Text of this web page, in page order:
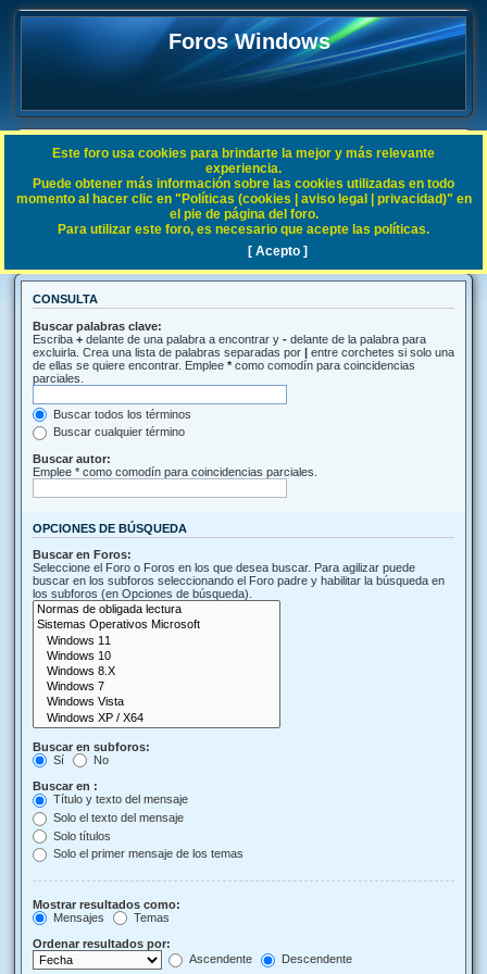
Foros Windows
FAQ
Índice general Buscar
Buscar
CONSULTA
Buscar palabras clave:
Escriba + delante de una palabra a encontrar y - delante de la palabra para
excluirla. Crea una lista de palabras separadas por | entre corchetes si solo una
de ellas se quiere encontrar. Emplee * como comodín para coincidencias
parciales.
Buscar todos los términos
Buscar cualquier término
Buscar autor:
Emplee * como comodín para coincidencias parciales.
OPCIONES DE BÚSQUEDA
Buscar en Foros:
Seleccione el Foro o Foros en los que desea buscar. Para agilizar puede
buscar en los subforos seleccionando el Foro padre y habilitar la búsqueda en
los subforos (en Opciones de búsqueda).
Buscar en subforos:
Sí
No
Buscar en :
Título y texto del mensaje
Solo el texto del mensaje
Solo títulos
Solo el primer mensaje de los temas
Mostrar resultados como:
Mensajes
Temas
Ordenar resultados por:
Ascendente
Descendente
Este foro usa cookies para brindarte la mejor y más relevante
experiencia.
Puede obtener más información sobre las cookies utilizadas en todo
momento al hacer clic en "Políticas (cookies | aviso legal | privacidad)" en
el pie de página del foro.
Para utilizar este foro, es necesario que acepte las políticas.
[ Acepto ]